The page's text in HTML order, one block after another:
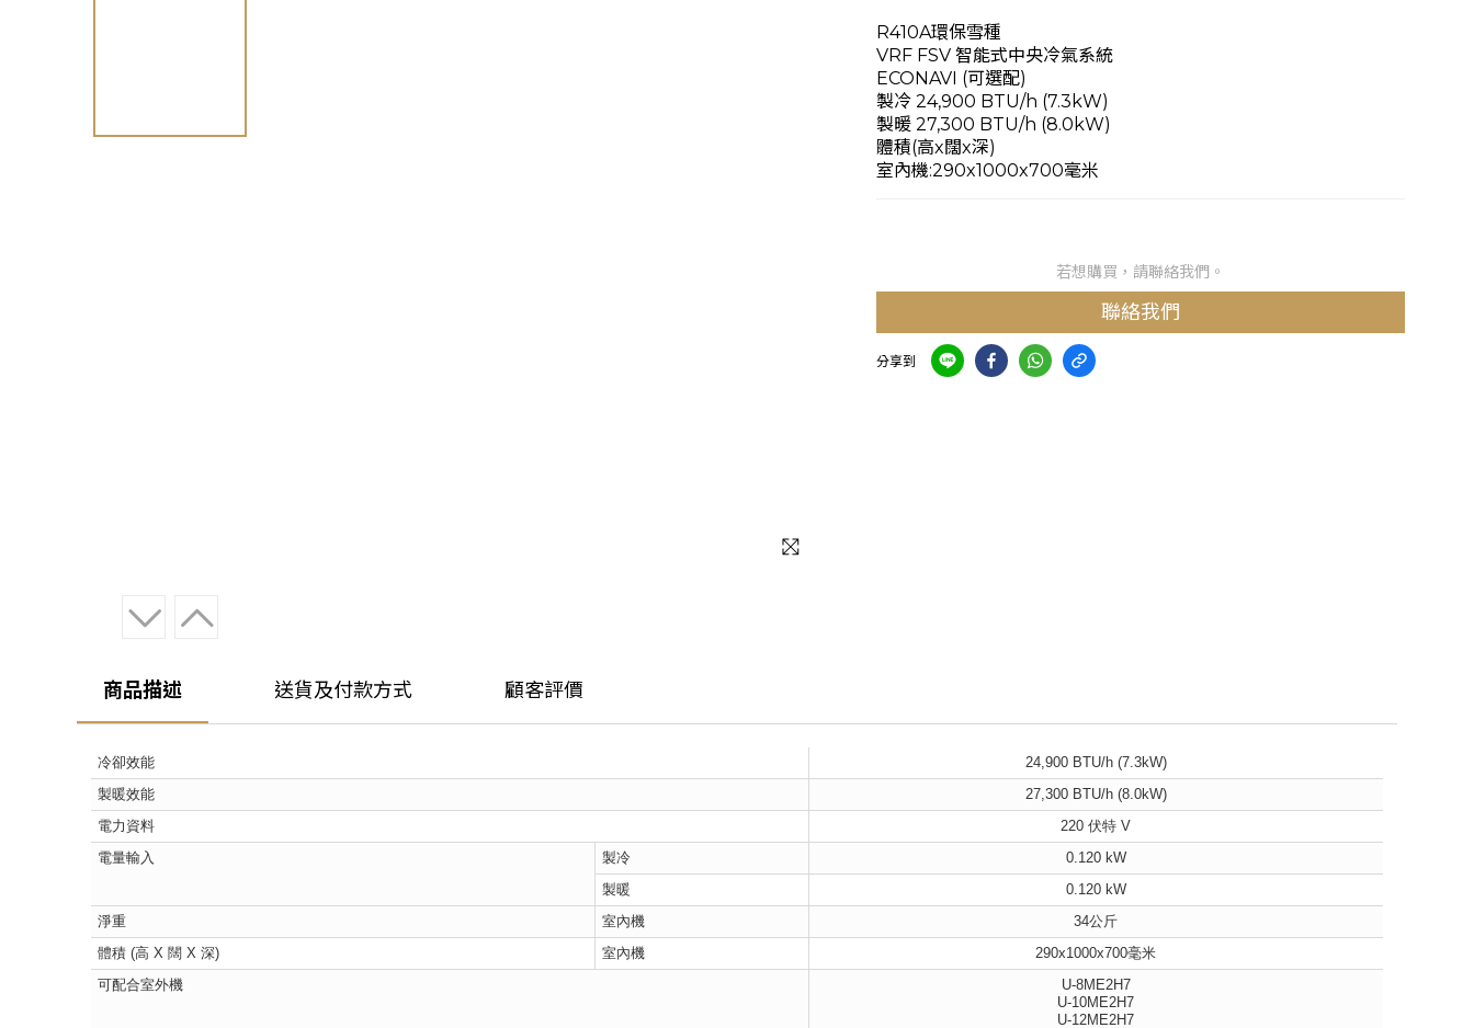
R410A環保雪種
VRF FSV 智能式中央冷氣系統
ECONAVI (可選配)
製冷 24,900 BTU/h (7.3kW)
製暖 27,300 BTU/h (8.0kW)
體積(高x闊x深)
室內機:290x1000x700毫米
若想購買，請聯絡我們。
聯絡我們
分享到
商品描述 送貨及付款方式 顧客評價
冷卻效能
24,900 BTU/h (7.3kW)
製暖效能
27,300 BTU/h (8.0kW)
電力資料
220 伏特 V
電量輸入
製冷
0.120 kW
製暖
0.120 kW
淨重
室內機
34公斤
體積 (高 X 闊 X 深)
室內機
290x1000x700毫米
可配合室外機
U-8ME2H7
U-10ME2H7
U-12ME2H7